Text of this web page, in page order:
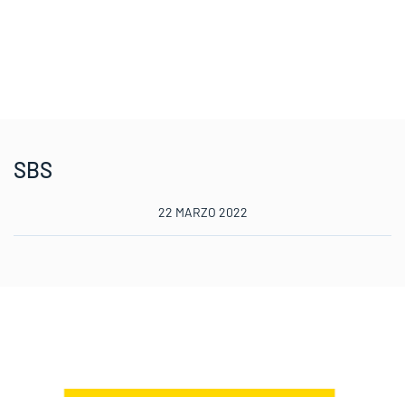
SBS
22 MARZO 2022